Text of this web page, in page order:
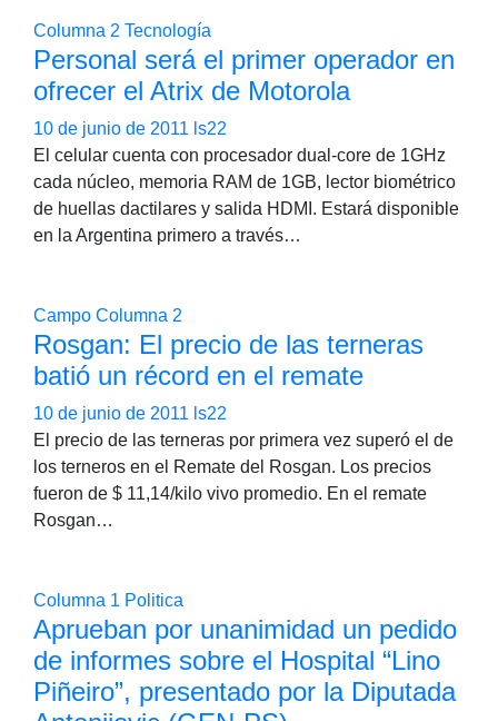
Columna 2 Tecnología
Personal será el primer operador en
ofrecer el Atrix de Motorola
10 de junio de 2011 ls22
El celular cuenta con procesador dual-core de 1GHz
cada núcleo, memoria RAM de 1GB, lector biométrico
de huellas dactilares y salida HDMI. Estará disponible
en la Argentina primero a través…
Campo Columna 2
Rosgan: El precio de las terneras
batió un récord en el remate
10 de junio de 2011 ls22
El precio de las terneras por primera vez superó el de
los terneros en el Remate del Rosgan. Los precios
fueron de $ 11,14/kilo vivo promedio. En el remate
Rosgan…
Columna 1 Politica
Aprueban por unanimidad un pedido
de informes sobre el Hospital “Lino
Piñeiro”, presentado por la Diputada